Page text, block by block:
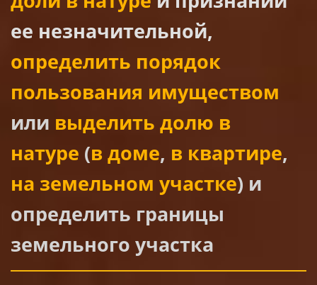
ее незначительной,
определить порядок
пользования имуществом
или выделить долю в
натуре (в доме, в квартире,
на земельном участке) и
определить границы
земельного участка